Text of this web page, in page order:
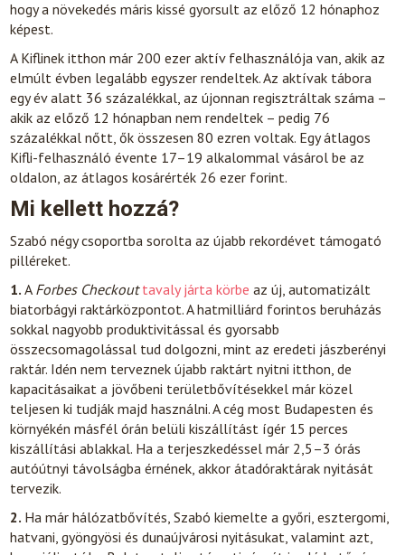
hogy a növekedés máris kissé gyorsult az előző 12 hónaphoz
képest.
A Kiflinek itthon már 200 ezer aktív felhasználója van, akik az
elmúlt évben legalább egyszer rendeltek. Az aktívak tábora
egy év alatt 36 százalékkal, az újonnan regisztráltak száma –
akik az előző 12 hónapban nem rendeltek – pedig 76
százalékkal nőtt, ők összesen 80 ezren voltak. Egy átlagos
Kifli-felhasználó évente 17–19 alkalommal vásárol be az
oldalon, az átlagos kosárérték 26 ezer forint.
Mi kellett hozzá?
Szabó négy csoportba sorolta az újabb rekordévet támogató
pilléreket.
1.A Forbes Checkouttavaly járta körbe az új, automatizált
biatorbágyi raktárközpontot. A hatmilliárd forintos beruházás
sokkal nagyobb produktivitással és gyorsabb
összecsomagolással tud dolgozni, mint az eredeti jászberényi
raktár. Idén nem terveznek újabb raktárt nyitni itthon, de
kapacitásaikat a jövőbeni területbővítésekkel már közel
teljesen ki tudják majd használni. A cég most Budapesten és
környékén másfél órán belüli kiszállítást ígér 15 perces
kiszállítási ablakkal. Ha a terjeszkedéssel már 2,5–3 órás
autóútnyi távolságba érnének, akkor átadóraktárak nyitását
tervezik.
2. Ha már hálózatbővítés, Szabó kiemelte a győri, esztergomi,
hatvani, gyöngyösi és dunaújvárosi nyitásukat, valamint azt,